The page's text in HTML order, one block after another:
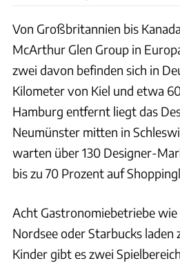
Von Großbritannien bis
McArthur Glen Group in
zwei davon befinden sich in
Kilometer von Kiel und etwa
Hamburg entfernt liegt das
Neumünster mitten in
warten über 130 Designer-
bis zu 70 Prozent auf
Acht Gastronomiebetriebe
Nordsee oder Starbucks laden
Kinder gibt es zwei